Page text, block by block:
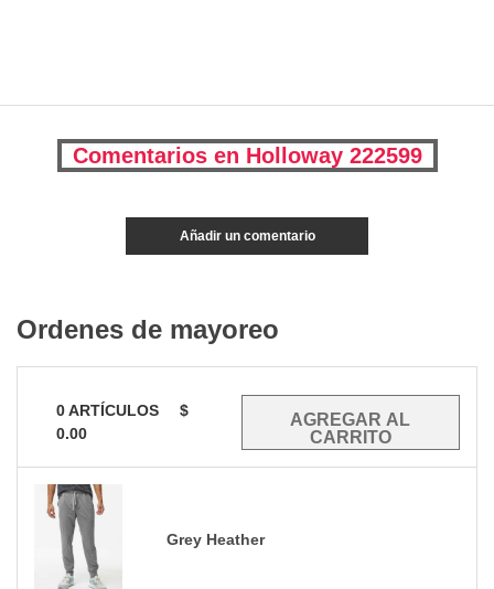
Comentarios en Holloway 222599
Añadir un comentario
Ordenes de mayoreo
0ARTÍCULOS
$
0.00
Grey Heather